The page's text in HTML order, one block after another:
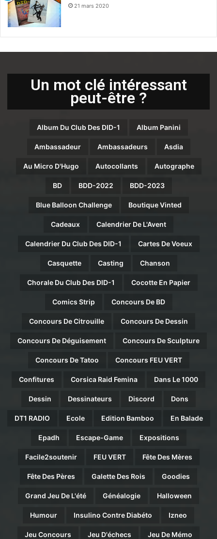
21 mars 2020
Un mot clé intéressant
peut-être ?
Album Du Club Des DID-1 Album Panini
Ambassadeur Ambassadeurs Asdia
Au Micro D'Hugo Autocollants Autographe
BD BDD-2022 BDD-2023
Blue Balloon Challenge Boutique Vinted
Cadeaux Calendrier De L'Avent
Calendrier Du Club Des DID-1 Cartes De Voeux
Casquette Casting Chanson
Chorale Du Club Des DID-1 Cocotte En Papier
Comics Strip Concours De BD
Concours De Citrouille Concours De Dessin
Concours De Déguisement Concours De Sculpture
Concours De Tatoo Concours FEU VERT
Confitures Corsica Raid Femina Dans Le 1000
Dessin Dessinateurs Discord Dons
DT1 RADIO Ecole Edition Bamboo En Balade
Epadh Escape-Game Expositions
Facile2soutenir FEU VERT Fête Des Mères
Fête Des Pères Galette Des Rois Goodies
Grand Jeu De L'été Généalogie Halloween
Humour Insulino Contre Diabéto Izneo
Jeu Concours Jeu D'échecs Jeu De Mémo